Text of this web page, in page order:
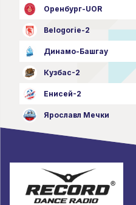
Оренбург-UOR
Belogorie-2
Динамо-Башгау
Кузбас-2
Енисей-2
Ярославл Мечки